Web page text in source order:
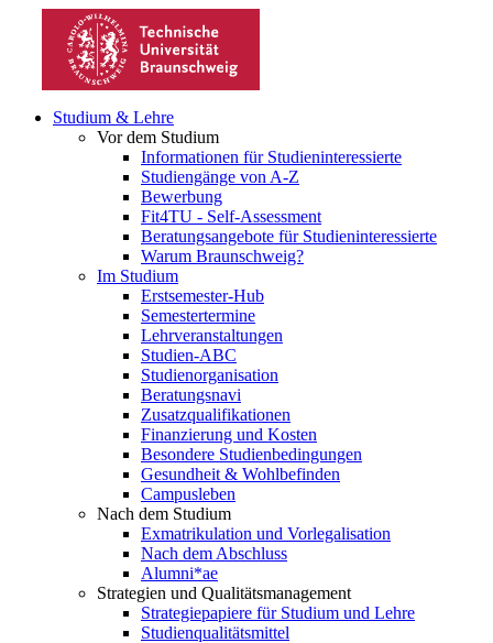
Studium & Lehre
Vor dem Studium
Informationen für Studieninteressierte
Studiengänge von A-Z
Bewerbung
Fit4TU - Self-Assessment
Beratungsangebote für Studieninteressierte
Warum Braunschweig?
Im Studium
Erstsemester-Hub
Semestertermine
Lehrveranstaltungen
Studien-ABC
Studienorganisation
Beratungsnavi
Zusatzqualifikationen
Finanzierung und Kosten
Besondere Studienbedingungen
Gesundheit & Wohlbefinden
Campusleben
Nach dem Studium
Exmatrikulation und Vorlegalisation
Nach dem Abschluss
Alumni*ae
Strategien und Qualitätsmanagement
Strategiepapiere für Studium und Lehre
Studienqualitätsmittel